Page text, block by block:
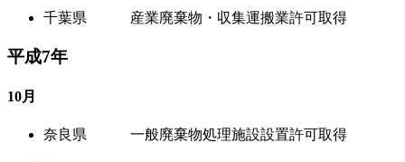
千葉県 産業廃棄物・収集運搬業許可取得
平成7年
10月
奈良県 一般廃棄物処理施設設置許可取得